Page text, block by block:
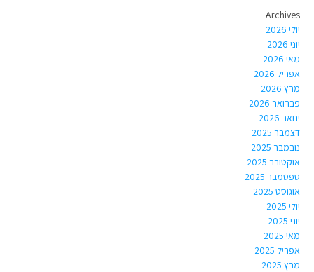
Archives
יולי 2026
יוני 2026
מאי 2026
אפריל 2026
מרץ 2026
פברואר 2026
ינואר 2026
דצמבר 2025
נובמבר 2025
אוקטובר 2025
ספטמבר 2025
אוגוסט 2025
יולי 2025
יוני 2025
מאי 2025
אפריל 2025
מרץ 2025